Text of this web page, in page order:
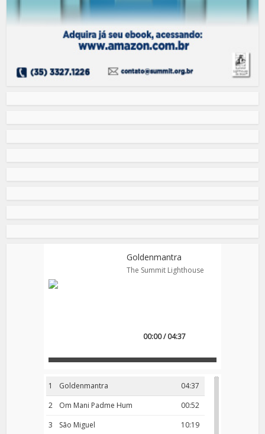
Goldenmantra
The Summit Lighthouse
00:00 / 04:37
1 04:37
Goldenmantra
2
00:52
Om Mani Padme Hum
3
10:19
São Miguel